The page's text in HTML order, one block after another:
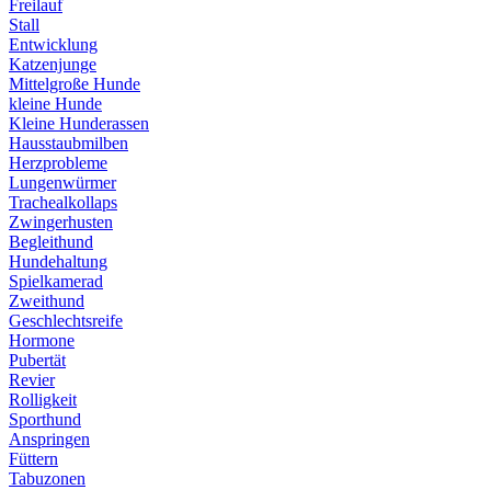
Freilauf
Stall
Entwicklung
Katzenjunge
Mittelgroße Hunde
kleine Hunde
Kleine Hunderassen
Hausstaubmilben
Herzprobleme
Lungenwürmer
Trachealkollaps
Zwingerhusten
Begleithund
Hundehaltung
Spielkamerad
Zweithund
Geschlechtsreife
Hormone
Pubertät
Revier
Rolligkeit
Sporthund
Anspringen
Füttern
Tabuzonen